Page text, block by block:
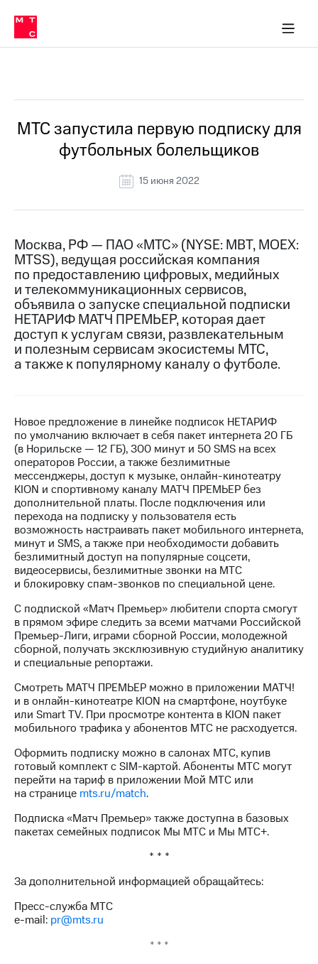
Медиа-центр
и акционерам
Устойчивое развитие
Комплаенс и деловая этика
компании
Карьера
История
компании
Руководство
Контакты
Медиа-центр
Пресс-
релизы
МТС
о технологиях
Финансовая
отчетность
Контакты
Новости
в
регионе
и акционерам
Корпоративное
управление
Корпоративный
секретарь
Раскрытие
информации
Информация
акционерам
Документы
ПАО
"МТС"
Собрания
акционеров
Личный
кабинет
акционера
Акционерный
капитал
Контроль
акций
Описание
Программа
в МТС
Пресс-
релизы
о технологиях
МТС запустила первую подписку для
футбольных болельщиков
15 июня 2022
Москва, РФ — ПАО «МТС» (NYSE: MBT, MOEX:
MTSS), ведущая российская компания
по предоставлению цифровых, медийных
и телекоммуникационных сервисов,
объявила о запуске специальной подписки
НЕТАРИФ МАТЧ ПРЕМЬЕР, которая дает
доступ к услугам связи, развлекательным
и полезным сервисам экосистемы МТС,
а также к популярному каналу о футболе.
Новое предложение в линейке подписок НЕТАРИФ
по умолчанию включает в себя пакет интернета 20 ГБ
(в Норильске — 12 ГБ), 300 минут и 50 SMS на всех
операторов России, а также безлимитные
мессенджеры, доступ к музыке, онлайн-кинотеатру
KION и спортивному каналу МАТЧ ПРЕМЬЕР без
дополнительной платы. После подключения или
перехода на подписку у пользователя есть
возможность настраивать пакет мобильного интернета,
минут и SMS, а также при необходимости добавить
безлимитный доступ на популярные соцсети,
видеосервисы, безлимитные звонки на МТС
и блокировку спам-звонков по специальной цене.
С подпиской «Матч Премьер» любители спорта смогут
в прямом эфире следить за всеми матчами Российской
Премьер-Лиги, играми сборной России, молодежной
сборной, получать эксклюзивную студийную аналитику
и специальные репортажи.
Смотреть МАТЧ ПРЕМЬЕР можно в приложении МАТЧ!
и в онлайн-кинотеатре KION на смартфоне, ноутбуке
или Smart TV. При просмотре контента в KION пакет
мобильного трафика у абонентов МТС не расходуется.
Оформить подписку можно в салонах МТС, купив
готовый комплект с SIM-картой. Абоненты МТС могут
перейти на тариф в приложении Мой МТС или
на странице mts.ru/match.
Подписка «Матч Премьер» также доступна в базовых
пакетах семейных подписок Мы МТС и Мы МТС+.
* * *
За дополнительной информацией обращайтесь:
Пресс-служба МТС
e-mail: pr@mts.ru
* * *